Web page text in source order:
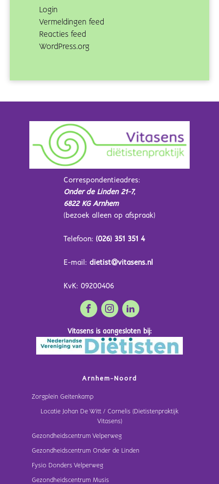
Login
Vermeldingen feed
Reacties feed
WordPress.org
Correspondentieadres:
Onder de Linden 21-7,
6822 KG Arnhem
(bezoek alleen op afspraak)
Telefoon: (026) 351 351 4
E-mail: dietist@vitasens.nl
KvK: 09200406
Vitasens is aangesloten bij:
Arnhem-Noord
Zorgplein Geitenkamp
Locatie Johan De Witt / Cornelis (Dietistenpraktijk
Vitasens)
Gezondheidscentrum Velperweg
Gezondheidscentrum Onder de Linden
Fysio Donders Velperweg
Gezondheidscentrum Musis